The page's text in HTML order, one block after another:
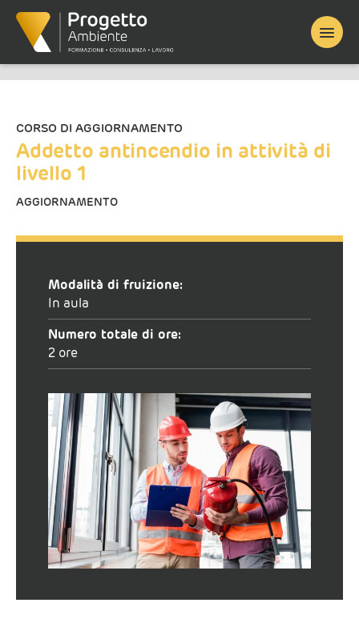
Home Corso finanziato
/ Addetto antincendio in attività di livello
CORSO DI AGGIORNAMENTO
Addetto antincendio in attività di
livello 1
AGGIORNAMENTO
Modalità di fruizione:
In aula
Numero totale di ore:
2 ore